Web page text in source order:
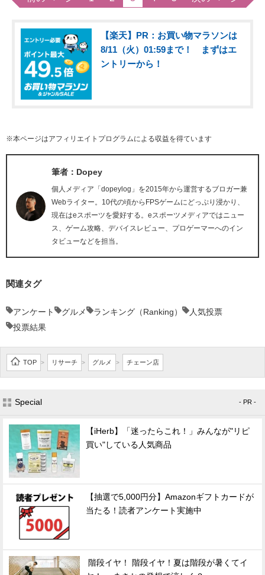
【楽天】PR：お買い物マラソンは
8/11（火）01:59まで！ まずはエ
ントリーから！
※本ページはアフィリエイトプログラムによる収益を得ています
筆者：Dopey
個人メディア「dopeylog」を2015年から運営するブロガー兼
Webライター。10代の頃からFPSゲームにどっぷり浸かり、
現在はeスポーツを愛好する。eスポーツメディアではニュー
ス、ゲーム攻略、デバイスレビュー、プロゲーマーへのイン
タビューなどを担当。
関連タグ
アンケート グルメ ランキング（Ranking）
人気投票
投票結果
TOP > リサーチ > グルメ > チェーン店
Special - PR -
【iHerb】「迷ったらこれ！」みんなが"リピ
買い"している人気商品
【抽選で5,000円分】Amazonギフトカードが
当たる！読者アンケート実施中
階段イヤ！ 階段イヤ！夏は階段が暑くてイ